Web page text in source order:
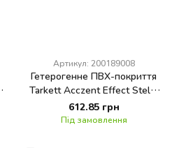
Артикул: 200189008
Гетерогенне ПВХ-покриття
Tarkett Acczent Effect Stella
11 2 m 1I
612.85 грн
Під замовлення